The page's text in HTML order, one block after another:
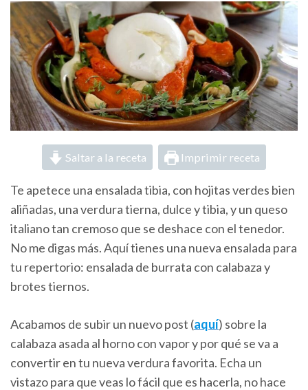
Saltar a la receta Imprimir receta
Te apetece una ensalada tibia, con hojitas verdes bien
aliñadas, una verdura tierna, dulce y tibia, y un queso
italiano tan cremoso que se deshace con el tenedor.
No me digas más. Aquí tienes una nueva ensalada para
tu repertorio: ensalada de burrata con calabaza y
brotes tiernos.
Acabamos de subir un nuevo post (aquí) sobre la
calabaza asada al horno con vapor y por qué se va a
convertir en tu nueva verdura favorita. Echa un
vistazo para que veas lo fácil que es hacerla, no hace